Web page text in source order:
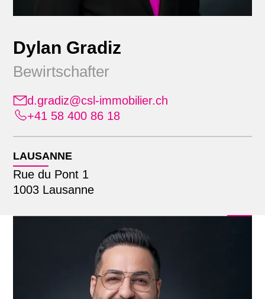
Dylan Gradiz
Bewirtschafter
d.gradiz@csl-immobilier.ch
+41 58 400 86 18
LAUSANNE
Rue du Pont 1
1003 Lausanne
Alle
Administration
Bauherrendienstleistungen
Erweiterte Geschäftsleitung
Finanz- & Rechnungswesen
Liegenschaftenbuchhaltung
Standort
Alle